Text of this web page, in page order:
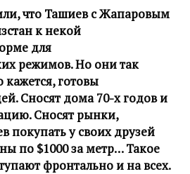
что Ташиев с Жапаровым
к некой
для
режимов. Но они так
кажется, готовы
Сносят дома 70-х годов и
Сносят рынки,
покупать у своих друзей
по $1000 за метр… Такое
фронтально и на всех.